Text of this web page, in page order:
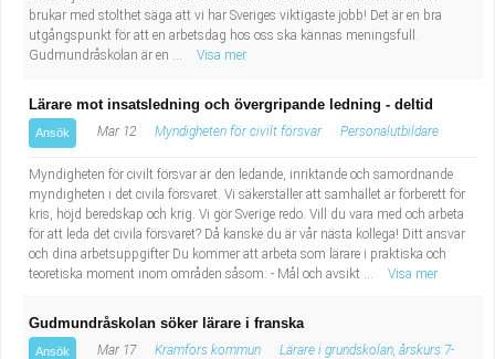
brukar med stolthet säga att vi har Sveriges viktigaste jobb! Det är en bra
utgångspunkt för att en arbetsdag hos oss ska kännas meningsfull.
Gudmundråskolan är en ...
Visa mer
Lärare mot insatsledning och övergripande ledning - deltid
Ansök Mar 12 Myndigheten för civilt försvar Personalutbildare
Myndigheten för civilt försvar är den ledande, inriktande och samordnande
myndigheten i det civila försvaret. Vi säkerställer att samhället är förberett för
kris, höjd beredskap och krig. Vi gör Sverige redo. Vill du vara med och arbeta
för att leda det civila försvaret? Då kanske du är vår nästa kollega! Ditt ansvar
och dina arbetsuppgifter Du kommer att arbeta som lärare i praktiska och
teoretiska moment inom områden såsom: - Mål och avsikt ...
Visa mer
Gudmundråskolan söker lärare i franska
Ansök Mar 17 Kramfors kommun
Lärare i grundskolan, årskurs 7-